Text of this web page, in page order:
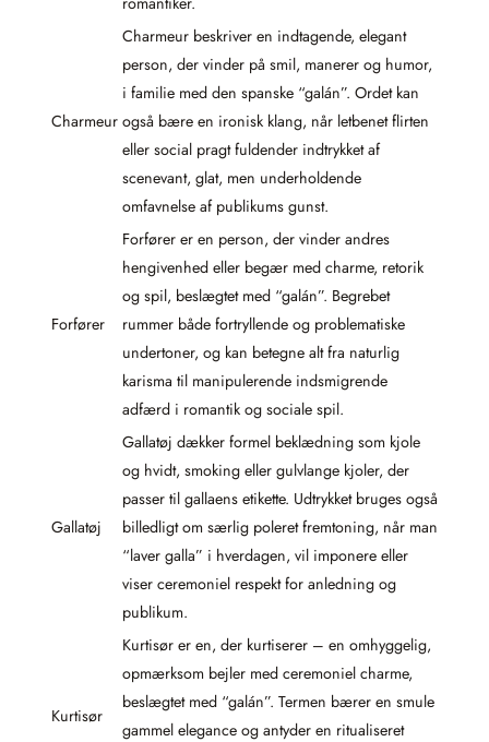
Charmeur
Charmeur beskriver en indtagende, elegant
person, der vinder på smil, manerer og humor,
i familie med den spanske “galán”. Ordet kan
også bære en ironisk klang, når letbenet flirten
eller social pragt fuldender indtrykket af
scenevant, glat, men underholdende
omfavnelse af publikums gunst.
Forfører
Forfører er en person, der vinder andres
hengivenhed eller begær med charme, retorik
og spil, beslægtet med “galán”. Begrebet
rummer både fortryllende og problematiske
undertoner, og kan betegne alt fra naturlig
karisma til manipulerende indsmigrende
adfærd i romantik og sociale spil.
Gallatøj
Gallatøj dækker formel beklædning som kjole
og hvidt, smoking eller gulvlange kjoler, der
passer til gallaens etikette. Udtrykket bruges også
billedligt om særlig poleret fremtoning, når man
“laver galla” i hverdagen, vil imponere eller
viser ceremoniel respekt for anledning og
publikum.
Kurtisør
Kurtisør er en, der kurtiserer – en omhyggelig,
opmærksom bejler med ceremoniel charme,
beslægtet med “galán”. Termen bærer en smule
gammel elegance og antyder en ritualiseret